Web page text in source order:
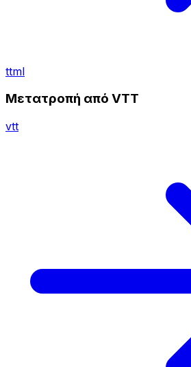
ttml
Μετατροπή από VTT
vtt